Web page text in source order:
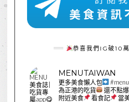
恭喜我們IG破10
MENUTAIWAN
更多美食懶人包
為正港的吃貨
還不點
附近美食
看食記 當